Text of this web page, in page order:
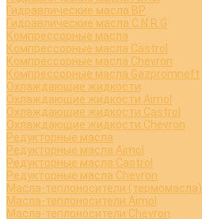
Гидравлические масла BP
Гидравлические масла C.N.R.G
Компрессорные масла
Компрессорные масла Castrol
Компрессорные масла Chevron
Компрессорные масла Gazpromneft
Охлаждающие жидкости
Охлаждающие жидкости Aimol
Охлаждающие жидкости Castrol
Охлаждающие жидкости Chevron
Редукторные масла
Редукторные масла Aimol
Редукторные масла Castrol
Редукторные масла Chevron
Масла-теплоносители (термомасла)
Масла-теплоносители Aimol
Масла-теплоносители Chevron